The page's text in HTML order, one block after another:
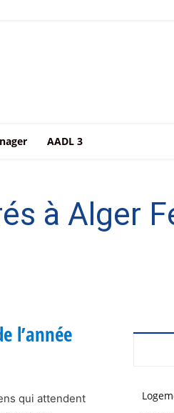
AADL 3
à Alger
l’année
qui attendent